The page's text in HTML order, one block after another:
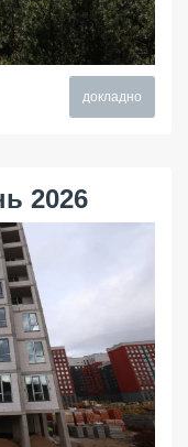
докладно
2026